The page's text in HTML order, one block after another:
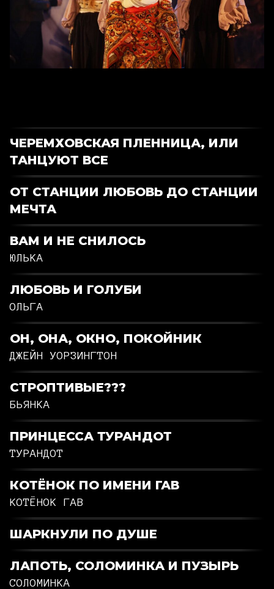
ЧЕРЕМХОВСКАЯ ПЛЕННИЦА, ИЛИ
ТАНЦУЮТ ВСЕ
ОТ СТАНЦИИ ЛЮБОВЬ ДО СТАНЦИИ
МЕЧТА
ВАМ И НЕ СНИЛОСЬ
ЮЛЬКА
ЛЮБОВЬ И ГОЛУБИ
ОЛЬГА
ОН, ОНА, ОКНО, ПОКОЙНИК
ДЖЕЙН УОРЗИНГТОН
СТРОПТИВЫЕ???
БЬЯНКА
ПРИНЦЕССА ТУРАНДОТ
ТУРАНДОТ
КОТЁНОК ПО ИМЕНИ ГАВ
КОТЁНОК ГАВ
ШАРКНУЛИ ПО ДУШЕ
ЛАПОТЬ, СОЛОМИНКА И ПУЗЫРЬ
СОЛОМИНКА